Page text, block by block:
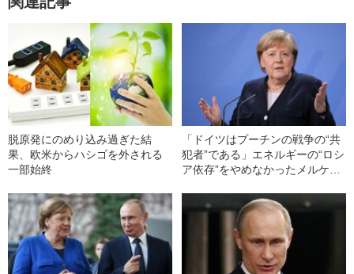
脱原発にのめり込み過ぎた結
果、欧米からハシゴを外される
一部始終
「ドイツはプーチンの戦争の“共
犯者”である」エネルギーの“ロシ
ア依存”をやめなかったメルケル